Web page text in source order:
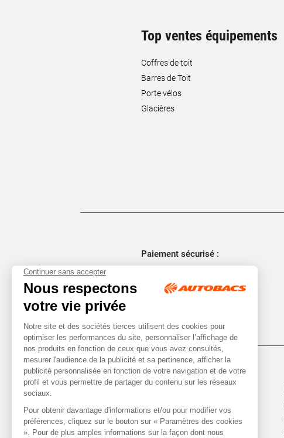
Top ventes équipements
Coffres de toit
Barres de Toit
Porte vélos
Glacières
Paiement sécurisé :